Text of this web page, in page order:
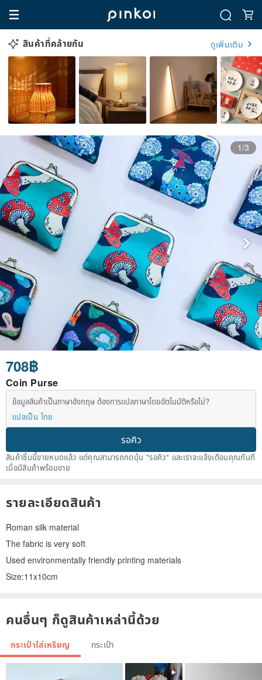
สินค้าที่คล้ายกัน ดูเพิ่มเติม
1/3
708฿
Coin Purse
ข้อมูลสินค้าเป็นภาษาอังกฤษ ต้องการแปลภาษาโดยอัตโนมัติหรือไม่?
แปลเป็น ไทย
รอคิว
สินค้าชิ้นนี้ขายหมดแล้ว แต่คุณสามารถกดปุ่ม "รอคิว" และเราจะแจ้งเตือนคุณทันที
เมื่อมีสินค้าพร้อมขาย
รายละเอียดสินค้า
Roman silk material
The fabric is very soft
Used environmentally friendly printing materials
Size:11x10cm
คนอื่นๆ ก็ดูสินค้าเหล่านี้ด้วย
กระเป๋าใส่เหรียญ กระเป๋า